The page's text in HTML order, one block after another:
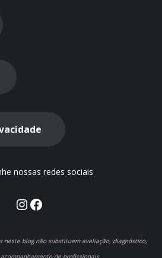
nossas redes sociais
Instagram
Facebook
neste blog não substituem avaliação, diagnóstico,
de profissionais.